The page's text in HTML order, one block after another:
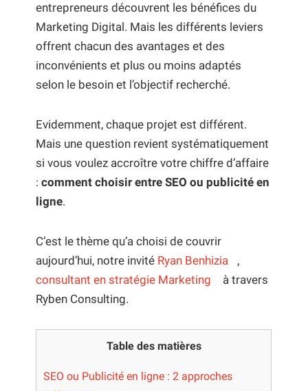
entrepreneurs découvrent les bénéfices du
Marketing Digital. Mais les différents leviers
offrent chacun des avantages et des
inconvénients et plus ou moins adaptés
selon le besoin et l’objectif recherché.
Evidemment, chaque projet est différent.
Mais une question revient systématiquement
si vous voulez accroître votre chiffre d’affaire
:comment choisir entre SEO ou publicité en
ligne.
C’est le thème qu’a choisi de couvrir
aujourd’hui, notre invité Ryan Benhizia
,
consultant en stratégie Marketing
à travers
Ryben Consulting.
Table des matières
SEO ou Publicité en ligne : 2 approches